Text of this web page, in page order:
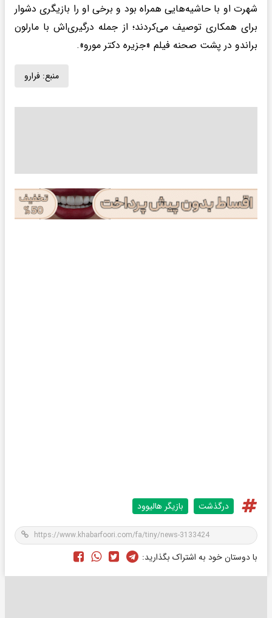
شهرت او با حاشیه‌هایی همراه بود و برخی او را بازیگری دشوار
برای همکاری توصیف می‌کردند؛ از جمله درگیری‌اش با مارلون
براندو در پشت صحنه فیلم «جزیره دکتر مورو».
منبع: فرارو
درگذشت بازیگر هالیوود
با دوستان خود به اشتراک بگذارید: